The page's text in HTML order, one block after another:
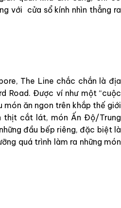
với cửa sổ kính nhìn thẳng ra
The Line chắc chắn là địa
Road. Được ví như một “cuộc
món ăn ngon trên khắp thế giới
thịt cắt lát, món Ấn Độ/Trung
đầu bếp riêng, đặc biệt là
quá trình làm ra những món